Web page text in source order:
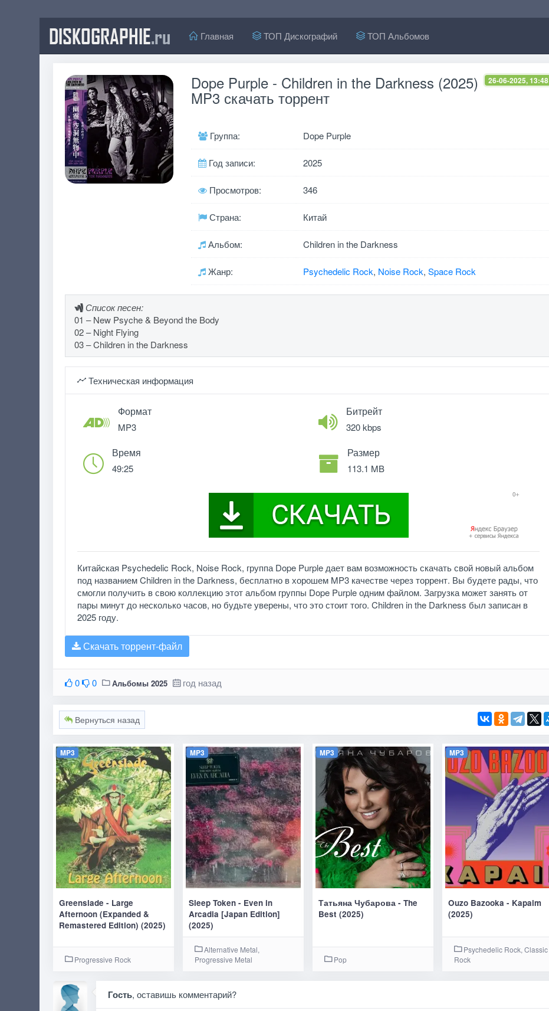
DISKOGRAPHIE.ru Главная ТОП Дискографий ТОП Альбомов
26-06-2025, 13:48
Dope Purple - Children in the Darkness (2025)
MP3 скачать торрент
Группа: Dope Purple
Год записи: 2025
Просмотров: 346
Страна: Китай
Альбом: Children in the Darkness
Жанр: Psychedelic Rock, Noise Rock, Space Rock
Список песен:
01 – New Psyche & Beyond the Body
02 – Night Flying
03 – Children in the Darkness
Техническая информация
Формат
MP3
Битрейт
320 kbps
Время
49:25
Размер
113.1 MB
Китайская Psychedelic Rock, Noise Rock, группа Dope Purple дает вам возможность скачать свой новый альбом
под названием Children in the Darkness, бесплатно в хорошем MP3 качестве через торрент. Вы будете рады, что
смогли получить в свою коллекцию этот альбом группы Dope Purple одним файлом. Загрузка может занять от
пары минут до несколько часов, но будьте уверены, что это стоит того. Children in the Darkness был записан в
2025 году.
Скачать торрент-файл
0 0 Альбомы 2025 год назад
Вернуться назад
MP3
Greenslade - Large
Afternoon (Expanded &
Remastered Edition) (2025)
Progressive Rock
MP3
Sleep Token - Even in
Arcadia [Japan Edition]
(2025)
Alternative Metal,
Progressive Metal
MP3
Татьяна Чубарова - The
Best (2025)
Pop
MP3
Ouzo Bazooka - Kapaim
(2025)
Psychedelic Rock, Classic
Rock
Гость, оставишь комментарий?